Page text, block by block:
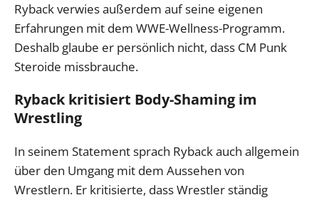
Ryback verwies außerdem auf seine eigenen
Erfahrungen mit dem WWE-Wellness-Programm.
Deshalb glaube er persönlich nicht, dass CM Punk
Steroide missbrauche.
Ryback kritisiert Body-Shaming im
Wrestling
In seinem Statement sprach Ryback auch allgemein
über den Umgang mit dem Aussehen von
Wrestlern. Er kritisierte, dass Wrestler ständig